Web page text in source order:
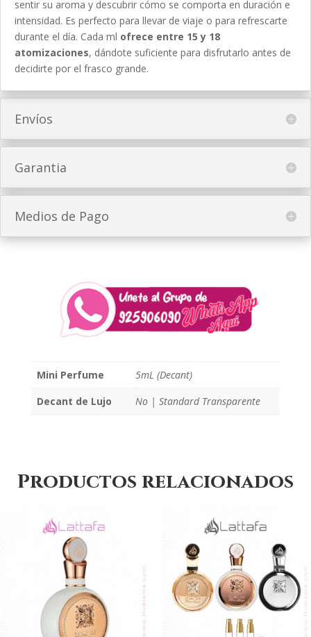
sentir su aroma y descubrir cómo se comporta en duración e
intensidad. Es perfecto para llevar de viaje o para refrescarte
durante el día. Cada ml ofrece entre 15 y 18
atomizaciones, dándote suficiente para disfrutarlo antes de
decidirte por el frasco grande.
Envíos
Garantia
Medios de Pago
Mini Perfume
5mL (Decant)
Decant de Lujo
No | Standard Transparente
Productos relacionados